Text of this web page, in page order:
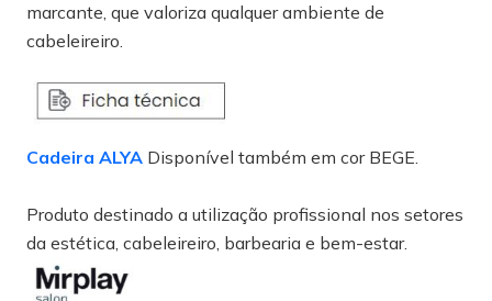
marcante, que valoriza qualquer ambiente de
cabeleireiro.
Cadeira ALYA Disponível também em cor BEGE.
Produto destinado a utilização profissional nos setores
da estética, cabeleireiro, barbearia e bem-estar.